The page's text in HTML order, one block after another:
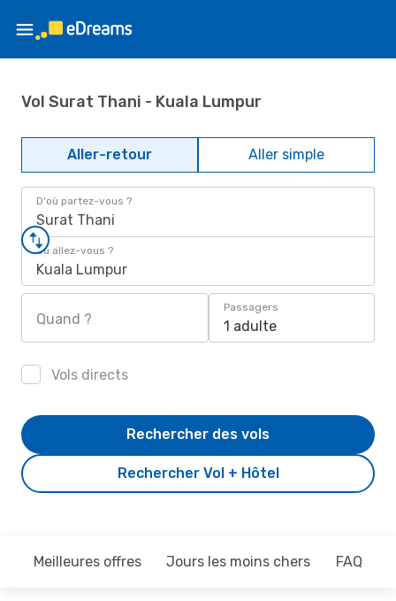
Vol Surat Thani - Kuala Lumpur
Aller-retour Aller simple
D'où partez-vous ?
Surat Thani
Où allez-vous ?
Kuala Lumpur
Quand ?
Passagers
1 adulte
Vols directs
Rechercher Vol + Hôtel
Rechercher des vols
Meilleures offres Jours les moins chers FAQ